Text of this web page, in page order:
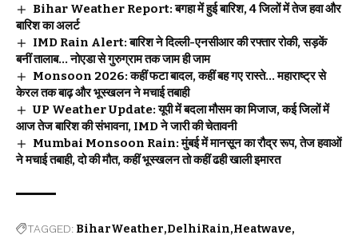
Bihar Weather Report: बगहा में हुई बारिश, 4 जिलों में तेज हवा और
बारिश का अलर्ट
IMD Rain Alert: बारिश ने दिल्ली-एनसीआर की रफ्तार रोकी, सड़कें
बनीं तालाब… नोएडा से गुरुग्राम तक जाम ही जाम
Monsoon 2026: कहीं फटा बादल, कहीं बह गए रास्ते… महाराष्ट्र से
केरल तक बाढ़ और भूस्खलन ने मचाई तबाही
UP Weather Update: यूपी में बदला मौसम का मिजाज, कई जिलों में
आज तेज बारिश की संभावना, IMD ने जारी की चेतावनी
Mumbai Monsoon Rain: मुंबई में मानसून का रौद्र रूप, तेज हवाओं
ने मचाई तबाही, दो की मौत, कहीं भूस्खलन तो कहीं ढही खाली इमारत
TAGGED: BiharWeather DelhiRain Heatwave